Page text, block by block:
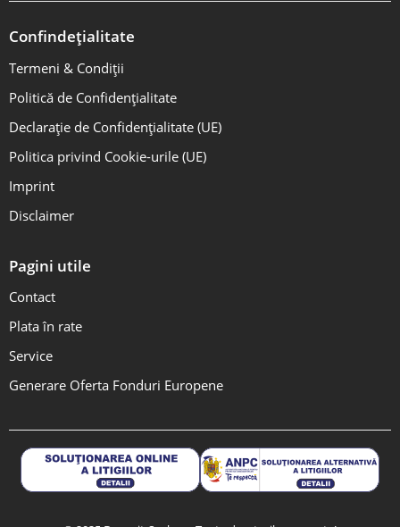
Confindețialitate
Termeni & Condiții
Politică de Confidențialitate
Declarație de Confidențialitate (UE)
Politica privind Cookie-urile (UE)
Imprint
Disclaimer
Pagini utile
Contact
Plata în rate
Service
Generare Oferta Fonduri Europene